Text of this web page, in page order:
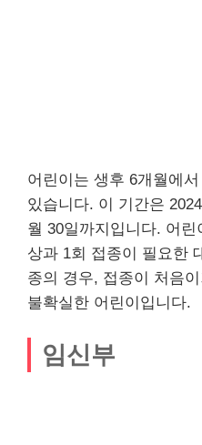
어린이는 생후 6개월에
있습니다. 이 기간은
월 30일까지입니다. 어
상과 1회 접종이 필요한
종의 경우, 접종이 처음
불확실한 어린이입니다.
임신부